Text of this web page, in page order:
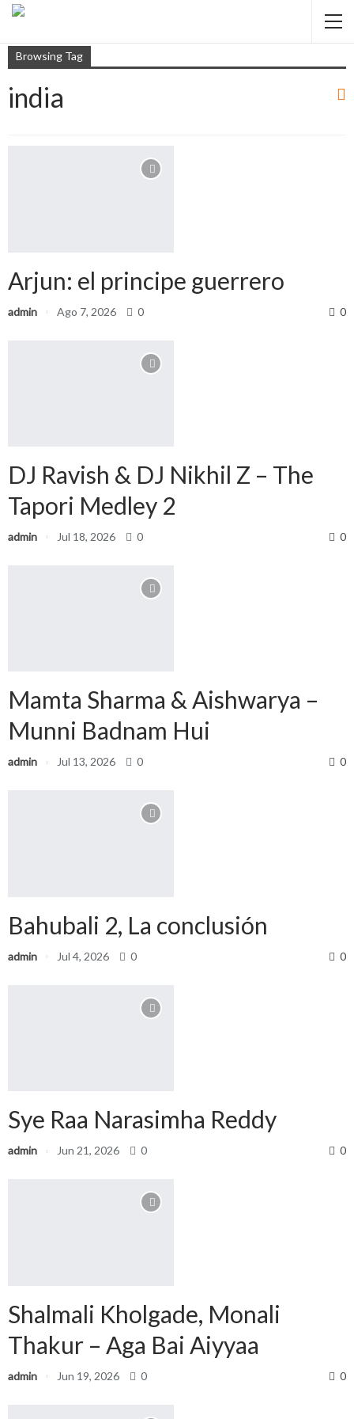
Browsing Tag
india
Arjun: el principe guerrero
admin Ago 7, 2026 0 0
DJ Ravish & DJ Nikhil Z – The
Tapori Medley 2
admin Jul 18, 2026 0 0
Mamta Sharma & Aishwarya –
Munni Badnam Hui
admin Jul 13, 2026 0 0
Bahubali 2, La conclusión
admin Jul 4, 2026 0 0
Sye Raa Narasimha Reddy
admin Jun 21, 2026 0 0
Shalmali Kholgade, Monali
Thakur – Aga Bai Aiyyaa
admin Jun 19, 2026 0 0